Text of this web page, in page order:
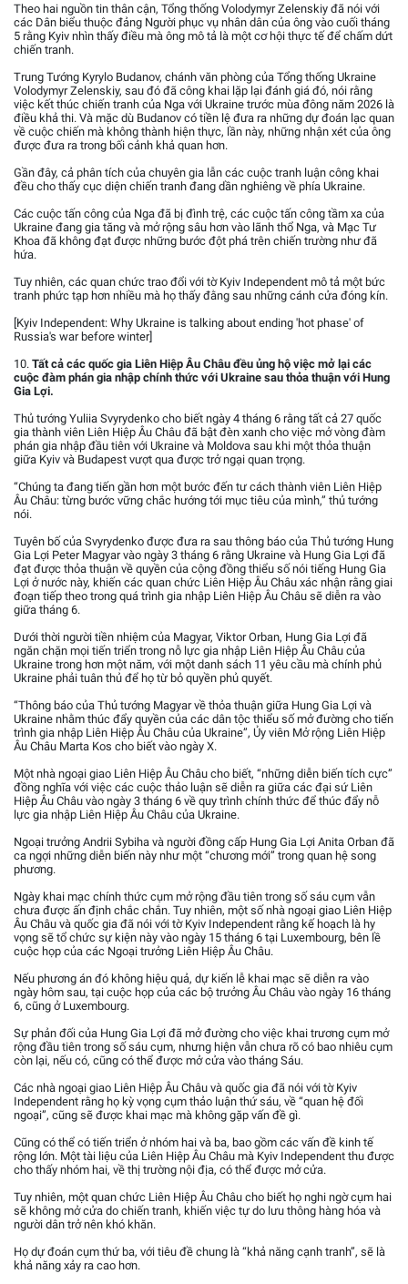
Theo hai nguồn tin thân cận, Tổng thống Volodymyr Zelenskiy đã nói với
các Dân biểu thuộc đảng Người phục vụ nhân dân của ông vào cuối tháng
5 rằng Kyiv nhìn thấy điều mà ông mô tả là một cơ hội thực tế để chấm dứt
chiến tranh.
Trung Tướng Kyrylo Budanov, chánh văn phòng của Tổng thống Ukraine
Volodymyr Zelenskiy, sau đó đã công khai lặp lại đánh giá đó, nói rằng
việc kết thúc chiến tranh của Nga với Ukraine trước mùa đông năm 2026 là
điều khả thi. Và mặc dù Budanov có tiền lệ đưa ra những dự đoán lạc quan
về cuộc chiến mà không thành hiện thực, lần này, những nhận xét của ông
được đưa ra trong bối cảnh khả quan hơn.
Gần đây, cả phân tích của chuyên gia lẫn các cuộc tranh luận công khai
đều cho thấy cục diện chiến tranh đang dần nghiêng về phía Ukraine.
Các cuộc tấn công của Nga đã bị đình trệ, các cuộc tấn công tầm xa của
Ukraine đang gia tăng và mở rộng sâu hơn vào lãnh thổ Nga, và Mạc Tư
Khoa đã không đạt được những bước đột phá trên chiến trường như đã
hứa.
Tuy nhiên, các quan chức trao đổi với tờ Kyiv Independent mô tả một bức
tranh phức tạp hơn nhiều mà họ thấy đằng sau những cánh cửa đóng kín.
[Kyiv Independent: Why Ukraine is talking about ending 'hot phase' of
Russia's war before winter]
10. Tất cả các quốc gia Liên Hiệp Âu Châu đều ủng hộ việc mở lại các
cuộc đàm phán gia nhập chính thức với Ukraine sau thỏa thuận với Hung
Gia Lợi.
Thủ tướng Yuliia Svyrydenko cho biết ngày 4 tháng 6 rằng tất cả 27 quốc
gia thành viên Liên Hiệp Âu Châu đã bật đèn xanh cho việc mở vòng đàm
phán gia nhập đầu tiên với Ukraine và Moldova sau khi một thỏa thuận
giữa Kyiv và Budapest vượt qua được trở ngại quan trọng.
“Chúng ta đang tiến gần hơn một bước đến tư cách thành viên Liên Hiệp
Âu Châu: từng bước vững chắc hướng tới mục tiêu của mình,” thủ tướng
nói.
Tuyên bố của Svyrydenko được đưa ra sau thông báo của Thủ tướng Hung
Gia Lợi Peter Magyar vào ngày 3 tháng 6 rằng Ukraine và Hung Gia Lợi đã
đạt được thỏa thuận về quyền của cộng đồng thiểu số nói tiếng Hung Gia
Lợi ở nước này, khiến các quan chức Liên Hiệp Âu Châu xác nhận rằng giai
đoạn tiếp theo trong quá trình gia nhập Liên Hiệp Âu Châu sẽ diễn ra vào
giữa tháng 6.
Dưới thời người tiền nhiệm của Magyar, Viktor Orban, Hung Gia Lợi đã
ngăn chặn mọi tiến triển trong nỗ lực gia nhập Liên Hiệp Âu Châu của
Ukraine trong hơn một năm, với một danh sách 11 yêu cầu mà chính phủ
Ukraine phải tuân thủ để họ từ bỏ quyền phủ quyết.
“Thông báo của Thủ tướng Magyar về thỏa thuận giữa Hung Gia Lợi và
Ukraine nhằm thúc đẩy quyền của các dân tộc thiểu số mở đường cho tiến
trình gia nhập Liên Hiệp Âu Châu của Ukraine”, Ủy viên Mở rộng Liên Hiệp
Âu Châu Marta Kos cho biết vào ngày X.
Một nhà ngoại giao Liên Hiệp Âu Châu cho biết, “những diễn biến tích cực”
đồng nghĩa với việc các cuộc thảo luận sẽ diễn ra giữa các đại sứ Liên
Hiệp Âu Châu vào ngày 3 tháng 6 về quy trình chính thức để thúc đẩy nỗ
lực gia nhập Liên Hiệp Âu Châu của Ukraine.
Ngoại trưởng Andrii Sybiha và người đồng cấp Hung Gia Lợi Anita Orban đã
ca ngợi những diễn biến này như một “chương mới” trong quan hệ song
phương.
Ngày khai mạc chính thức cụm mở rộng đầu tiên trong số sáu cụm vẫn
chưa được ấn định chắc chắn. Tuy nhiên, một số nhà ngoại giao Liên Hiệp
Âu Châu và quốc gia đã nói với tờ Kyiv Independent rằng kế hoạch là hy
vọng sẽ tổ chức sự kiện này vào ngày 15 tháng 6 tại Luxembourg, bên lề
cuộc họp của các Ngoại trưởng Liên Hiệp Âu Châu.
Nếu phương án đó không hiệu quả, dự kiến lễ khai mạc sẽ diễn ra vào
ngày hôm sau, tại cuộc họp của các bộ trưởng Âu Châu vào ngày 16 tháng
6, cũng ở Luxembourg.
Sự phản đối của Hung Gia Lợi đã mở đường cho việc khai trương cụm mở
rộng đầu tiên trong số sáu cụm, nhưng hiện vẫn chưa rõ có bao nhiêu cụm
còn lại, nếu có, cũng có thể được mở cửa vào tháng Sáu.
Các nhà ngoại giao Liên Hiệp Âu Châu và quốc gia đã nói với tờ Kyiv
Independent rằng họ kỳ vọng cụm thảo luận thứ sáu, về “quan hệ đối
ngoại”, cũng sẽ được khai mạc mà không gặp vấn đề gì.
Cũng có thể có tiến triển ở nhóm hai và ba, bao gồm các vấn đề kinh tế
rộng lớn. Một tài liệu của Liên Hiệp Âu Châu mà Kyiv Independent thu được
cho thấy nhóm hai, về thị trường nội địa, có thể được mở cửa.
Tuy nhiên, một quan chức Liên Hiệp Âu Châu cho biết họ nghi ngờ cụm hai
sẽ không mở cửa do chiến tranh, khiến việc tự do lưu thông hàng hóa và
người dân trở nên khó khăn.
Họ dự đoán cụm thứ ba, với tiêu đề chung là “khả năng cạnh tranh”, sẽ là
khả năng xảy ra cao hơn.